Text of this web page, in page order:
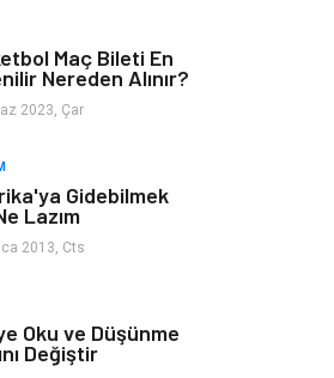
Bilet
Spor Malzemeleri
Maç Bileti En
Nereden Alınır?
2023, Çar
Gidebilmek
Lazım
2013, Cts
Oku ve Düşünme
Değiştir